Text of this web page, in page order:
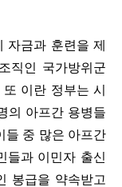
자금과 훈련을 제
직인 국가방위군
또 이란 정부는 시
의 아프간 용병들
들 중 많은 아프간
들과 이민자 출신
봉급을 약속받고